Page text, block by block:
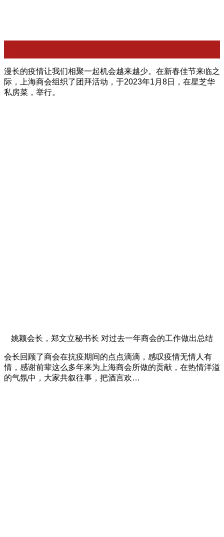
漫长的疫情让我们相聚一起机会越来越少。在新春佳节来临之
际，上海商会组织了团拜活动，于2023年1月8日，在星芝华
私房菜，举行。
姚颖会长，郑文立秘书长 对过去一年商会的工作做出总结
会长回顾了商会在抗疫期间的点点滴滴，感叹疫情无情人有
情，感谢前辈这么多年来为上海商会所做的贡献，在热情洋溢
的气氛中，大家共叙往事，把酒言欢…